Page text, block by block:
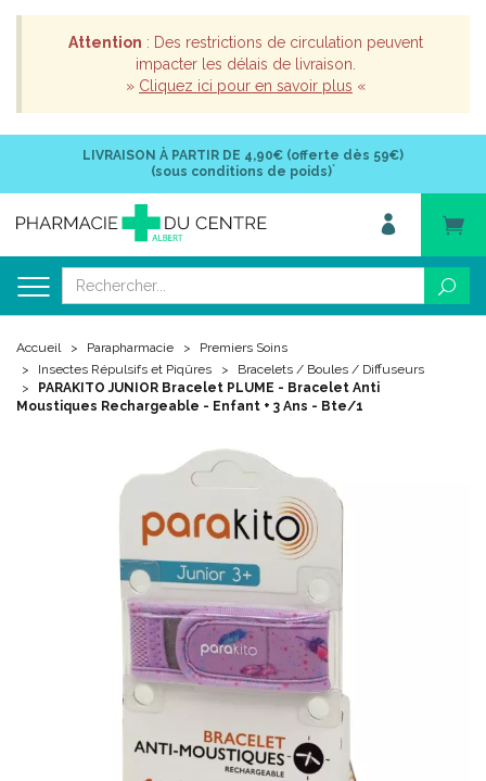
Attention : Des restrictions de circulation peuvent
impacter les délais de livraison.
» Cliquez ici pour en savoir plus «
LIVRAISON À PARTIR DE 4,90€ (offerte dès 59€)
(sous conditions de poids)*
Accueil Parapharmacie
Premiers Soins
Insectes Répulsifs et Piqûres
Bracelets / Boules / Diffuseurs
PARAKITO JUNIOR Bracelet PLUME - Bracelet Anti
Moustiques Rechargeable - Enfant + 3 Ans - Bte/1